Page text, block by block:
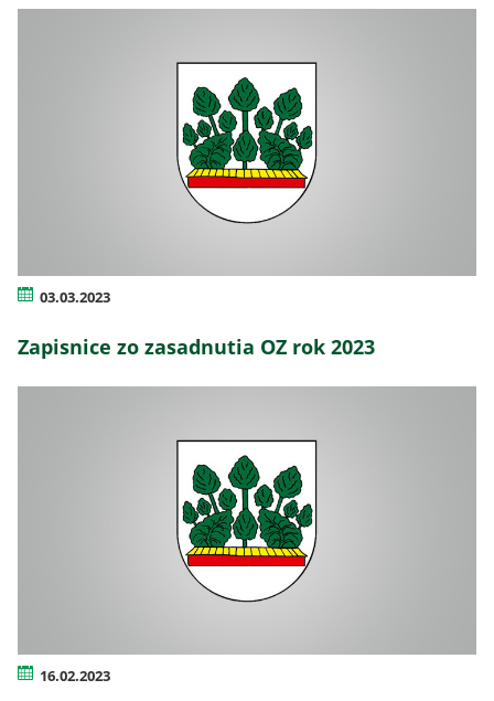
03.03.2023
Zapisnice zo zasadnutia OZ rok 2023
16.02.2023